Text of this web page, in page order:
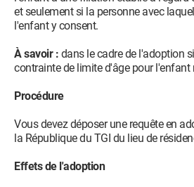
et seulement si la personne avec
l'enfant y consent.
À savoir : dans le cadre de l'adoption
contrainte de limite d'âge pour l'enfant
Procédure
Vous devez déposer une requête en
la République du TGI du lieu de
Effets de l'adoption